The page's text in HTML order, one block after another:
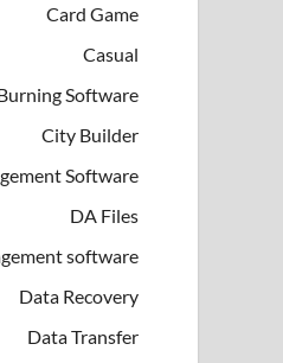
Card Game
Casual
Software
City Builder
Software
DA Files
software
Data Recovery
Data Transfer